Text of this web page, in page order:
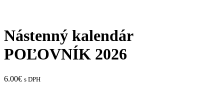
Nástenný kalendár
POĽOVNÍK 2026
6.00€ s DPH